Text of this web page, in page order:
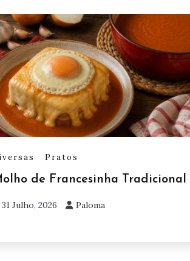
Pratos
de Francesinha Tradicional
31 Julho, 2026 Paloma